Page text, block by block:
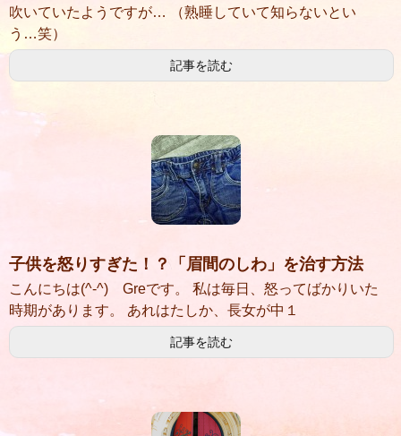
吹いていたようですが… （熟睡していて知らないとい
う…笑）
記事を読む
子供を怒りすぎた！？「眉間のしわ」を治す方法
こんにちは(^-^) Greです。 私は毎日、怒ってばかりいた
時期があります。 あれはたしか、長女が中１
記事を読む